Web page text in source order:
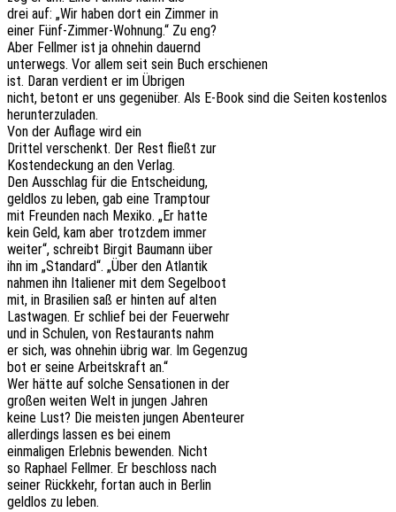
drei auf: „Wir haben dort ein Zimmer in
einer Fünf-Zimmer-Wohnung.“ Zu eng?
Aber Fell­mer ist ja ohne­hin dauernd
unter­wegs. Vor allem seit sein Buch erschienen
ist. Daran verdient er im Übrigen
nicht, betont er uns gegen­über. Als E‑Book sind die Seiten kosten­los
herunterzuladen.
Von der Aufla­ge wird ein
Drit­tel verschenkt. Der Rest fließt zur
Kosten­de­ckung an den Verlag.
Den Ausschlag für die Entscheidung,
geld­los zu leben, gab eine Tramptour
mit Freun­den nach Mexiko. „Er hatte
kein Geld, kam aber trotz­dem immer
weiter“, schreibt Birgit Baumann über
ihn im „Stan­dard“. „Über den Atlantik
nahmen ihn Italie­ner mit dem Segelboot
mit, in Brasi­li­en saß er hinten auf alten
Last­wa­gen. Er schlief bei der Feuerwehr
und in Schu­len, von Restau­rants nahm
er sich, was ohne­hin übrig war. Im Gegenzug
bot er seine Arbeits­kraft an.“
Wer hätte auf solche Sensa­tio­nen in der
großen weiten Welt in jungen Jahren
keine Lust? Die meis­ten jungen Abenteurer
aller­dings lassen es bei einem
einma­li­gen Erleb­nis bewen­den. Nicht
so Rapha­el Fell­mer. Er beschloss nach
seiner Rück­kehr, fortan auch in Berlin
geld­los zu leben.